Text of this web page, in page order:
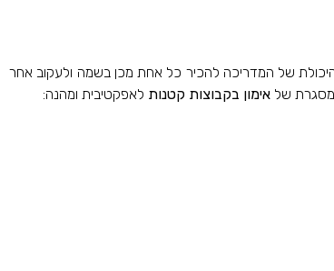
של המדריכה להכיר כל אחת מכן בשמה ולעקוב אחר
של אימון בקבוצות קטנות לאפקטיבית ומהנה: